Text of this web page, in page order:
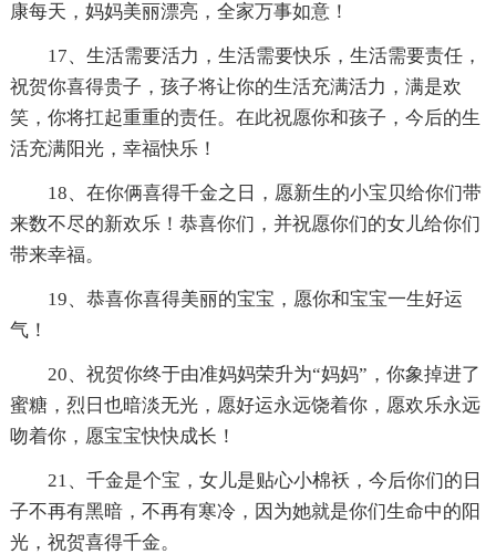
康每天，妈妈美丽漂亮，全家万事如意！
17、生活需要活力，生活需要快乐，生活需要责任，
祝贺你喜得贵子，孩子将让你的生活充满活力，满是欢
笑，你将扛起重重的责任。在此祝愿你和孩子，今后的生
活充满阳光，幸福快乐！
18、在你俩喜得千金之日，愿新生的小宝贝给你们带
来数不尽的新欢乐！恭喜你们，并祝愿你们的女儿给你们
带来幸福。
19、恭喜你喜得美丽的宝宝，愿你和宝宝一生好运
气！
20、祝贺你终于由准妈妈荣升为“妈妈”，你象掉进了
蜜糖，烈日也暗淡无光，愿好运永远饶着你，愿欢乐永远
吻着你，愿宝宝快快成长！
21、千金是个宝，女儿是贴心小棉袄，今后你们的日
子不再有黑暗，不再有寒冷，因为她就是你们生命中的阳
光，祝贺喜得千金。